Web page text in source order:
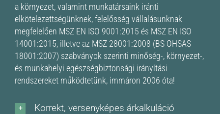
a környezet, valamint munkatársaink iránti
elkötelezettségünknek, felelősség vállalásunknak
megfelelően MSZ EN ISO 9001:2015 és MSZ EN ISO
14001:2015, illetve az MSZ 28001:2008 (BS OHSAS
18001:2007) szabványok szerinti minőség-, környezet-,
és munkahelyi egészségbiztonsági irányítási
rendszereket működtetünk, immáron 2006 óta!
Korrekt, versenyképes árkalkuláció